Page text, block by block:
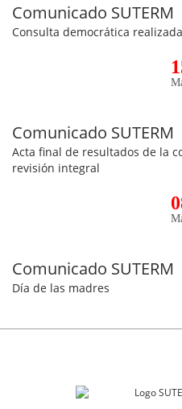
Comunicado SUTERM
Consulta democrática realizada
Comunicado SUTERM
Acta final de resultados de la
revisión integral
Comunicado SUTERM
Día de las madres